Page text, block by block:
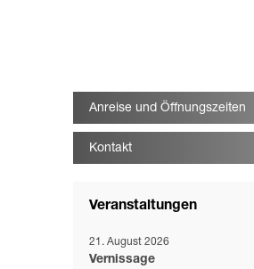
Anreise und Öffnungszeiten
Kontakt
Veranstaltungen
21. August 2026
Vernissage